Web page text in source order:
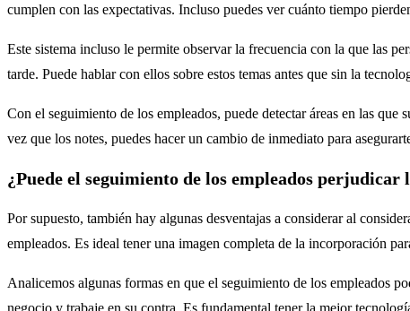
cumplen con las expectativas. Incluso puedes ver cuánto tiempo
Este sistema incluso le permite observar la frecuencia con la que las
tarde. Puede hablar con ellos sobre estos temas antes que sin la
Con el seguimiento de los empleados, puede detectar áreas en las
vez que los notes, puedes hacer un cambio de inmediato para
¿Puede el seguimiento de los empleados
Por supuesto, también hay algunas desventajas a considerar al
empleados. Es ideal tener una imagen completa de la incorporación
Analicemos algunas formas en que el seguimiento de los empleados
negocio y trabaje en su contra. Es fundamental tener la mejor